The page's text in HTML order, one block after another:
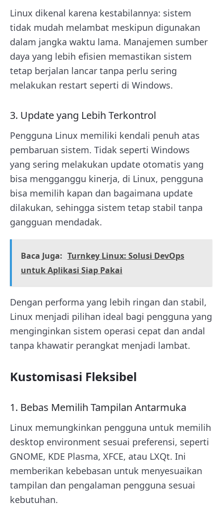
Linux dikenal karena kestabilannya: sistem
tidak mudah melambat meskipun digunakan
dalam jangka waktu lama. Manajemen sumber
daya yang lebih efisien memastikan sistem
tetap berjalan lancar tanpa perlu sering
melakukan restart seperti di Windows.
3. Update yang Lebih Terkontrol
Pengguna Linux memiliki kendali penuh atas
pembaruan sistem. Tidak seperti Windows
yang sering melakukan update otomatis yang
bisa mengganggu kinerja, di Linux, pengguna
bisa memilih kapan dan bagaimana update
dilakukan, sehingga sistem tetap stabil tanpa
gangguan mendadak.
Baca Juga: Turnkey Linux: Solusi DevOps
untuk Aplikasi Siap Pakai
Dengan performa yang lebih ringan dan stabil,
Linux menjadi pilihan ideal bagi pengguna yang
menginginkan sistem operasi cepat dan andal
tanpa khawatir perangkat menjadi lambat.
Kustomisasi Fleksibel
1. Bebas Memilih Tampilan Antarmuka
Linux memungkinkan pengguna untuk memilih
desktop environment sesuai preferensi, seperti
GNOME, KDE Plasma, XFCE, atau LXQt. Ini
memberikan kebebasan untuk menyesuaikan
tampilan dan pengalaman pengguna sesuai
kebutuhan.